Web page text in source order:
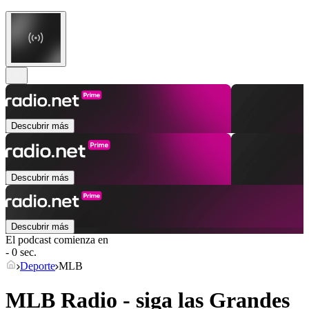
Descubrir más
Descubrir más
Descubrir más
El podcast comienza en
- 0 sec.
Deporte MLB
MLB Radio - siga las Grandes